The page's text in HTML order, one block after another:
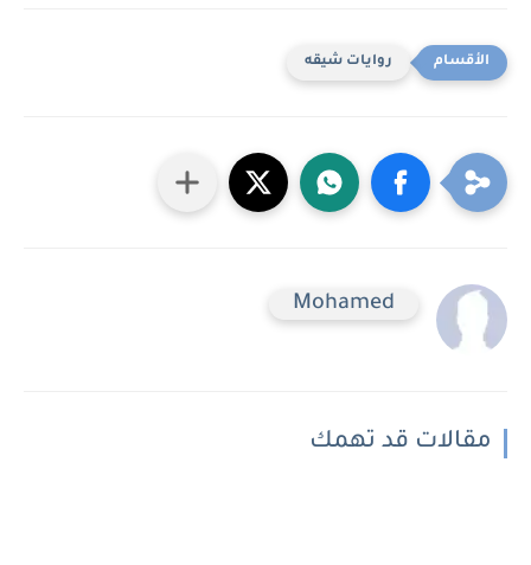
روايات شيقه
Mohamed
مقالات قد تهمك